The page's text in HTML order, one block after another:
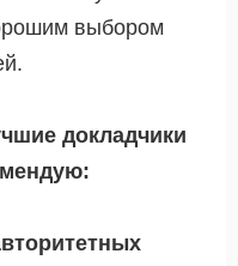
выбором
докладчики